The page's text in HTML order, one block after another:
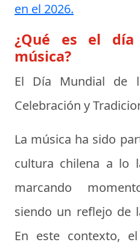
en el 2026.
¿Qué es el
música?
El Día Mundial de
Celebración y
La música ha sido
cultura chilena a lo
marcando
siendo un reflejo de
En este contexto,